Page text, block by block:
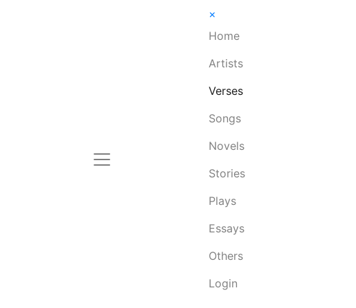
×
Home
Artists
Verses
Songs
Novels
Stories
Plays
Essays
Others
Login